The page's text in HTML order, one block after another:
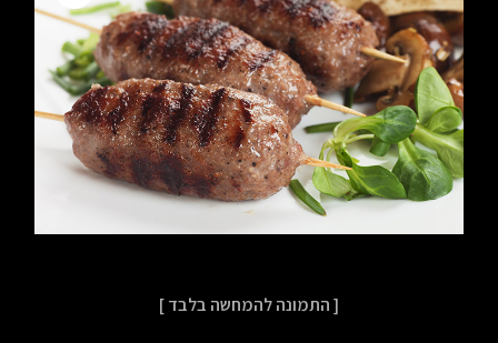
[ התמונה להמחשה בלבד ]